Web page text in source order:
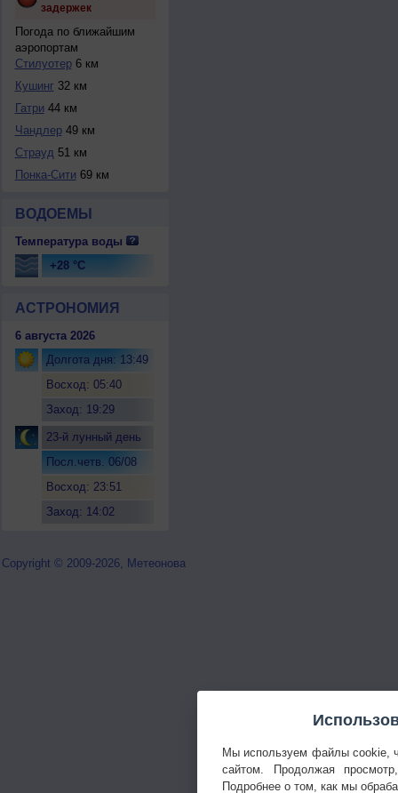
задержек
Погода по ближайшим
аэропортам
Стилуотер6 км
Кушинг 32 км
Гатри 44 км
Чандлер49 км
Страуд 51 км
Понка-Сити 69 км
ВОДОЕМЫ
Температура воды
+28 °C
АСТРОНОМИЯ
6 августа 2026
Долгота дня: 13:49
Восход: 05:40
Заход: 19:29
23-й лунный день
Посл.четв. 06/08
Восход: 23:51
Заход: 14:02
Copyright © 2009-2026, Метеонова
Мы используем файлы cookie,
сайтом. Продолжая
Подробнее о том, как мы